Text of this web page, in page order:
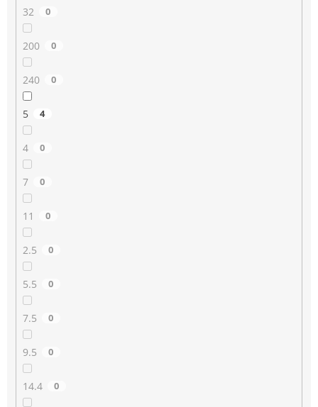
32 0
200 0
240 0
5 4
4 0
7 0
11 0
2.5 0
5.5 0
7.5 0
9.5 0
14.4 0